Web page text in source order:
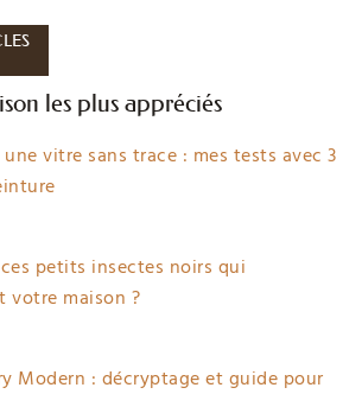
les plus appréciés
une vitre sans trace : mes tests avec 3
petits insectes noirs qui
votre maison ?
Modern : décryptage et guide pour